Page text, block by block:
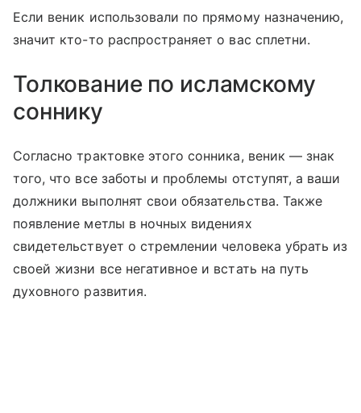
Если веник использовали по прямому назначению,
значит кто-то распространяет о вас сплетни.
Толкование по исламскому
соннику
Согласно трактовке этого сонника, веник — знак
того, что все заботы и проблемы отступят, а ваши
должники выполнят свои обязательства. Также
появление метлы в ночных видениях
свидетельствует о стремлении человека убрать из
своей жизни все негативное и встать на путь
духовного развития.